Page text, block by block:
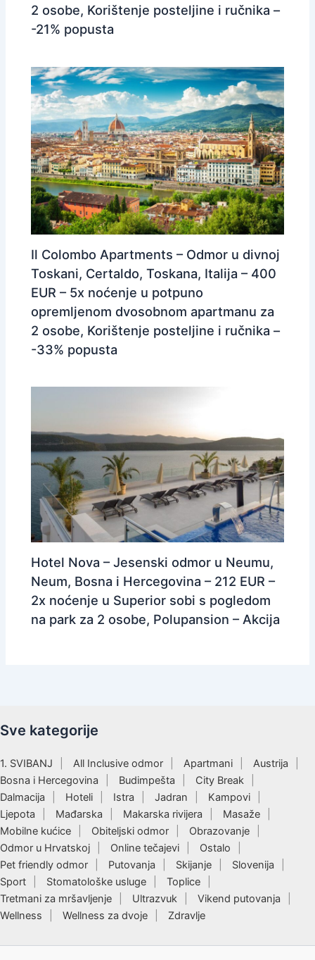
2 osobe, Korištenje posteljine i ručnika –
-21% popusta
Il Colombo Apartments – Odmor u divnoj
Toskani, Certaldo, Toskana, Italija – 400
EUR – 5x noćenje u potpuno
opremljenom dvosobnom apartmanu za
2 osobe, Korištenje posteljine i ručnika –
-33% popusta
Hotel Nova – Jesenski odmor u Neumu,
Neum, Bosna i Hercegovina – 212 EUR –
2x noćenje u Superior sobi s pogledom
na park za 2 osobe, Polupansion – Akcija
Sve kategorije
1. SVIBANJ All Inclusive odmor Apartmani
Austrija
Bosna i Hercegovina
Budimpešta
City Break
Dalmacija
Hoteli Istra Jadran
Kampovi
Ljepota
Mađarska Makarska rivijera
Masaže
Mobilne kućice
Obiteljski odmor
Obrazovanje
Odmor u Hrvatskoj
Online tečajevi
Ostalo
Pet friendly odmor
Putovanja Skijanje
Slovenija
Sport
Stomatološke usluge
Toplice
Tretmani za mršavljenje
Ultrazvuk
Vikend putovanja
Wellness
Wellness za dvoje Zdravlje